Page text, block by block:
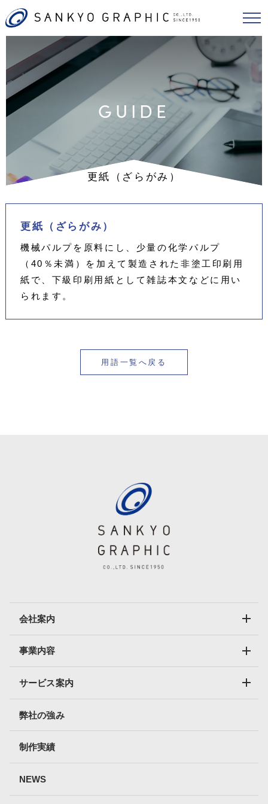
GUIDE
更紙（ざらがみ）
更紙（ざらがみ）
機械パルプを原料にし、少量の化学パルプ
（40％未満）を加えて製造された非塗工印刷用
紙で、下級印刷用紙として雑誌本文などに用い
られます。
用語一覧へ戻る
会社案内
事業内容
サービス案内
弊社の強み
制作実績
NEWS